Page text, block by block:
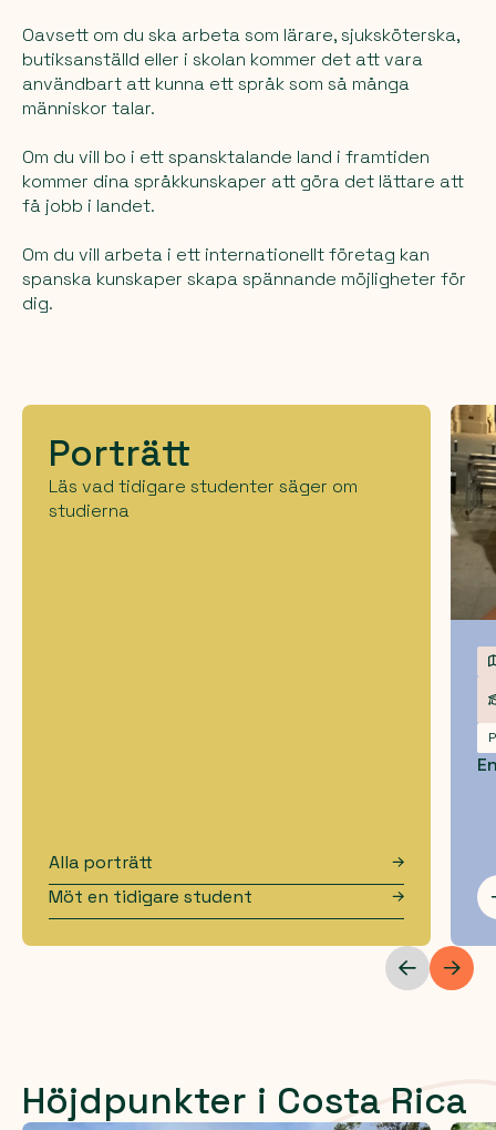
Oavsett om du ska arbeta som lärare, sjuksköterska,
butiksanställd eller i skolan kommer det att vara
användbart att kunna ett språk som så många
människor talar.
Om du vill bo i ett spansktalande land i framtiden
kommer dina språkkunskaper att göra det lättare att
få jobb i landet.
Om du vill arbeta i ett internationellt företag kan
spanska kunskaper skapa spännande möjligheter för
dig.
Porträtt
Läs vad tidigare studenter säger om
studierna
Alla porträtt
Möt en tidigare student
Höjdpunkter i Costa Rica